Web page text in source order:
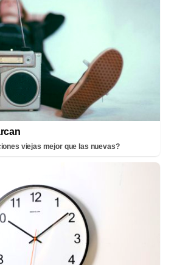
viejas mejor que las nuevas?